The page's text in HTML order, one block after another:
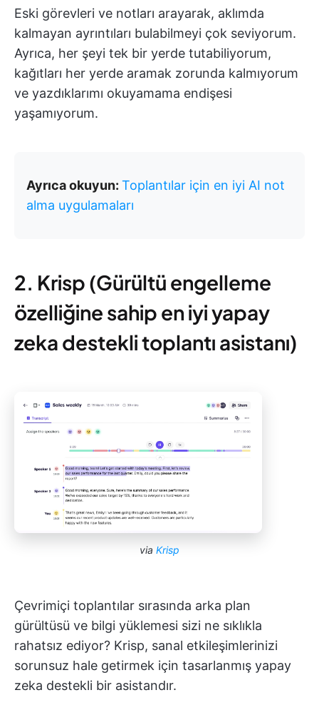
Eski görevleri ve notları arayarak, aklımda
kalmayan ayrıntıları bulabilmeyi çok seviyorum.
Ayrıca, her şeyi tek bir yerde tutabiliyorum,
kağıtları her yerde aramak zorunda kalmıyorum
ve yazdıklarımı okuyamama endişesi
yaşamıyorum.
Ayrıca okuyun: Toplantılar için en iyi AI not
alma uygulamaları
2. Krisp (Gürültü engelleme
özelliğine sahip en iyi yapay
zeka destekli toplantı asistanı)
via Krisp
Çevrimiçi toplantılar sırasında arka plan
gürültüsü ve bilgi yüklemesi sizi ne sıklıkla
rahatsız ediyor? Krisp, sanal etkileşimlerinizi
sorunsuz hale getirmek için tasarlanmış yapay
zeka destekli bir asistandır.